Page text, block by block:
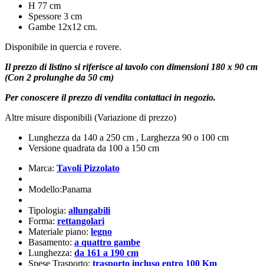
H 77 cm
Spessore 3 cm
Gambe 12x12 cm.
Disponibile in quercia e rovere.
Il prezzo di listino si riferisce al tavolo con dimensioni 180 x 90 cm
(Con 2 prolunghe da 50 cm)
Per conoscere il prezzo di vendita contattaci in negozio.
Altre misure disponibili (Variazione di prezzo)
Lunghezza da 140 a 250 cm , Larghezza 90 o 100 cm
Versione quadrata da 100 a 150 cm
Marca: Tavoli Pizzolato
Modello:Panama
Tipologia: allungabili
Forma: rettangolari
Materiale piano: legno
Basamento: a quattro gambe
Lunghezza: da 161 a 190 cm
Spese Trasporto: trasporto incluso entro 100 Km